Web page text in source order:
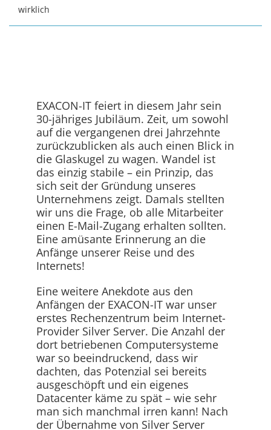
wirklich
EXACON-IT feiert in diesem Jahr sein
30-jähriges Jubiläum. Zeit, um sowohl
auf die vergangenen drei Jahrzehnte
zurückzublicken als auch einen Blick in
die Glaskugel zu wagen. Wandel ist
das einzig stabile – ein Prinzip, das
sich seit der Gründung unseres
Unternehmens zeigt. Damals stellten
wir uns die Frage, ob alle Mitarbeiter
einen E-Mail-Zugang erhalten sollten.
Eine amüsante Erinnerung an die
Anfänge unserer Reise und des
Internets!
Eine weitere Anekdote aus den
Anfängen der EXACON-IT war unser
erstes Rechenzentrum beim Internet-
Provider Silver Server. Die Anzahl der
dort betriebenen Computersysteme
war so beeindruckend, dass wir
dachten, das Potenzial sei bereits
ausgeschöpft und ein eigenes
Datacenter käme zu spät – wie sehr
man sich manchmal irren kann! Nach
der Übernahme von Silver Server